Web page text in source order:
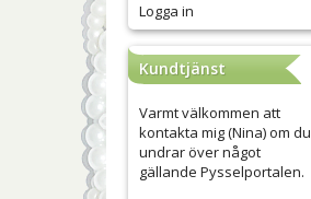
Logga in
Kundtjänst
Varmt välkommen att
kontakta mig (Nina) om du
undrar över något
gällande Pysselportalen.